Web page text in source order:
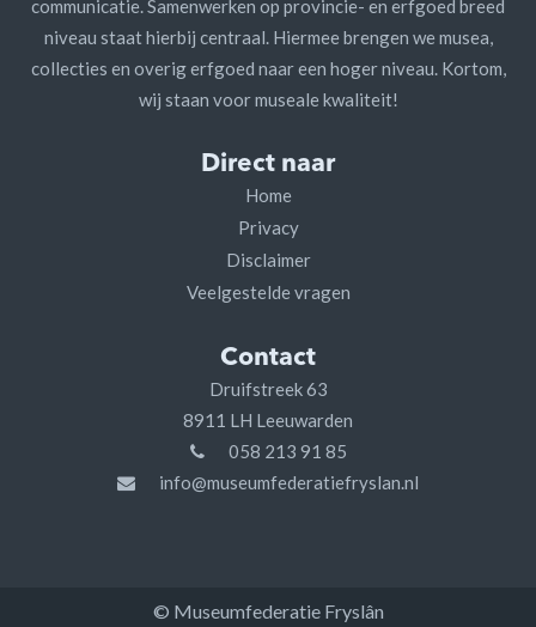
communicatie. Samenwerken op provincie- en erfgoed breed
niveau staat hierbij centraal. Hiermee brengen we musea,
collecties en overig erfgoed naar een hoger niveau. Kortom,
wij staan voor museale kwaliteit!
Direct naar
Home
Privacy
Disclaimer
Veelgestelde vragen
Contact
Druifstreek 63
8911 LH Leeuwarden
058 213 91 85
info@museumfederatiefryslan.nl
© Museumfederatie Fryslân